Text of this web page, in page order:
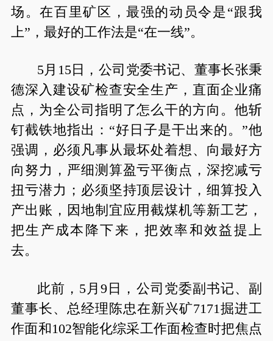
场。在百里矿区，最强的动员令是“跟我
上”，最好的工作法是“在一线”。
5月15日，公司党委书记、董事长张秉
德深入建设矿检查安全生产，直面企业痛
点，为全公司指明了怎么干的方向。他斩
钉截铁地指出：“好日子是干出来的。”他
强调，必须凡事从最坏处着想、向最好方
向努力，严细测算盈亏平衡点，深挖减亏
扭亏潜力；必须坚持顶层设计，细算投入
产出账，因地制宜应用截煤机等新工艺，
把生产成本降下来，把效率和效益提上
去。
此前，5月9日，公司党委副书记、副
董事长、总经理陈忠在新兴矿7171掘进工
作面和102智能化综采工作面检查时把焦点